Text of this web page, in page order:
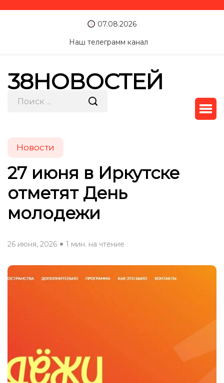
07.08.2026
Наш телеграмм канал
38НОВОСТЕЙ
Новости
27 июня в Иркутске
отметят День
молодежи
26 июня, 2026 1 мин. на чтение